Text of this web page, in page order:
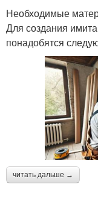
Необходимые
Для создания
понадобятся
читать дальше →